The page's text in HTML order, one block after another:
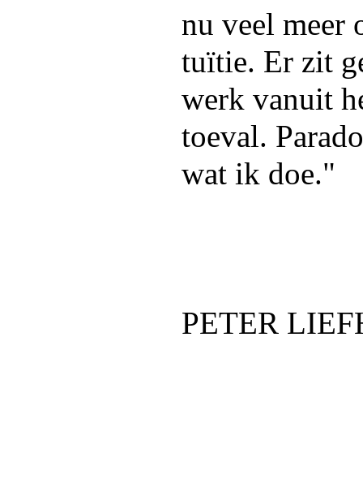
nu veel meer
tuïtie. Er zit
werk vanuit
toeval.
wat ik doe."
PETER